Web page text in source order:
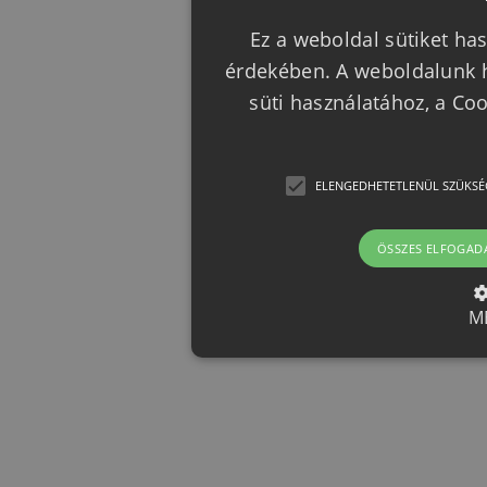
Ez a weboldal sütiket
érdekében. A weboldalunk
süti használatához, a
ELENGEDHETETLENÜL
ÖSSZES